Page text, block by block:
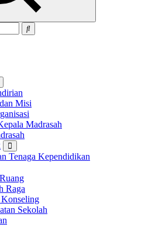
Misi
Madrasah
Tenaga Kependidikan
Raga
Sekolah